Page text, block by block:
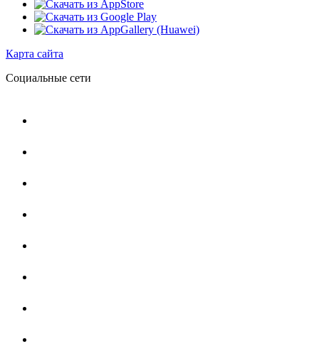
Карта сайта
Социальные сети